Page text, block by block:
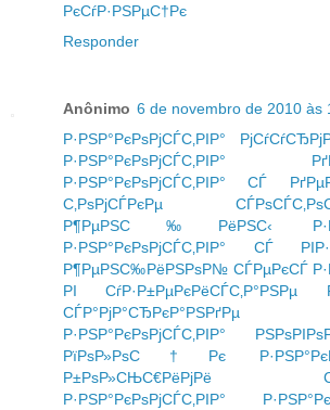
РєСѓР·РЅРµС†Рє
Responder
Anônimo 6 de novembro de 2010 às
Р·РЅР°РєРѕРјСЃС‚РІР°
Р·РЅР°РєРѕРјСЃС‚РІР°
Р·РЅР°РєРѕРјСЃС‚РІР° СЃ
С‚РѕРјСЃРєРµ
Р¶РµРЅС‰РёРЅС‹
Р·РЅР°РєРѕРјСЃС‚РІР° СЃ
Р¶РµРЅС‰РёРЅРѕР№ СЃРµРєСЃ
РІ СѓР·Р±РµРєРёСЃС‚Р°РЅРµ
СЃР°РјР°СЂРєР°РЅРґРµ
Р·РЅР°РєРѕРјСЃС‚РІР°
РїРѕР»РѕС†Рє
Р±РѕР»СЊС€РёРјРё
Р·РЅР°РєРѕРјСЃС‚РІР°